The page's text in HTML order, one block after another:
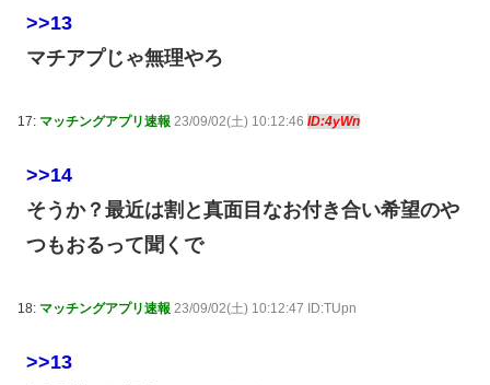
>>13
マチアプじゃ無理やろ
17: マッチングアプリ速報 23/09/02(土) 10:12:46 ID:4yWn
>>14
そうか？最近は割と真面目なお付き合い希望のや
つもおるって聞くで
18: マッチングアプリ速報 23/09/02(土) 10:12:47 ID:TUpn
>>13